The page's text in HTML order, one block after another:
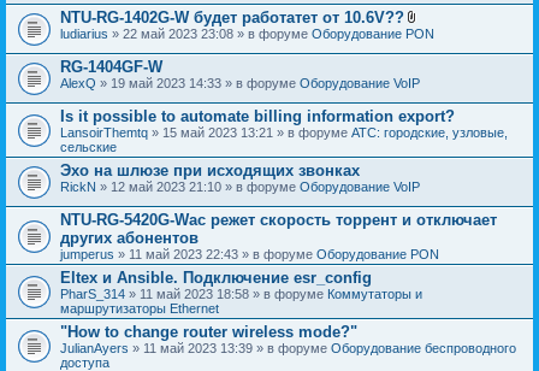
о
ж
е
н
и
я
NTU-RG-1402G-W будет работатет от 10.6V??
В
о
е
н
и
я
ludiarius » 22 май 2023 23:08 » в форуме Оборудование PON
RG-1404GF-W
AlexQ » 19 май 2023 14:33 » в форуме Оборудование VoIP
Is it possible to automate billing information export?
LansoirThemtq » 15 май 2023 13:21 » в форуме АТС: городские, узловые,
сельские
Эхо на шлюзе при исходящих звонках
RickN » 12 май 2023 21:10 » в форуме Оборудование VoIP
NTU-RG-5420G-Wac режет скорость торрент и отключает
других абонентов
jumperus » 11 май 2023 22:43 » в форуме Оборудование PON
Eltex и Ansible. Подключение esr_config
PharS_314 » 11 май 2023 18:58 » в форуме Коммутаторы и
маршрутизаторы Ethernet
"How to change router wireless mode?"
JulianAyers » 11 май 2023 13:39 » в форуме Оборудование беспроводного
доступа